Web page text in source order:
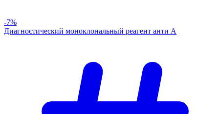
-7%
Диагностический моноклональный реагент анти А